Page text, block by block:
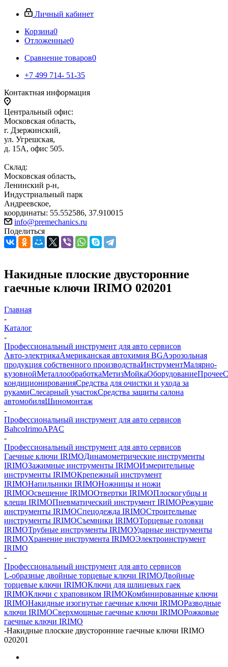
Личный кабинет
Корзина0
Отложенные0
Сравнение товаров0
+7 499 714- 51-35
Контактная информация
Центральный офис:
Московская область,
г. Дзержинский,
ул. Угрешская,
д. 15А, офис 505.
Склад:
Московская область,
Ленинский р-н,
Индустриальный парк
Андреевское,
координаты: 55.552586, 37.910015
info@premechanics.ru
Поделиться
Накидные плоские двусторонние
гаечные ключи IRIMO 020201
Главная
-
Каталог
-
Профессиональный инструмент для авто сервисов
Авто-электрикаАмериканская автохимия BGАэрозольная
продукция собственного производстваИнструментМалярно-
кузовнойМеталлообработкаМетизМойкаОборудованиеПрочее
кондиционированияСредства для очистки и ухода за
рукамиСлесарный участокСредства защиты салона
автомобиляШиномонтаж
-
Профессиональный инструмент для авто сервисов
BahcoIrimoAPAC
-
Профессиональный инструмент для авто сервисов
Гаечные ключи IRIMOДинамометрические инструменты
IRIMOЗажимные инструменты IRIMOИзмерительные
инструменты IRIMOКрепежный инструмент
IRIMOНапильники IRIMOНожницы и ножи
IRIMOОсвещение IRIMOОтвертки IRIMOПлоскогубцы и
клещи IRIMOПневматический инструмент IRIMOРежущие
инструменты IRIMOСпецодежда IRIMOСтроительные
инструменты IRIMOСъемники IRIMOТорцевые головки
IRIMOТрубные инструменты IRIMOУдарные инструменты
IRIMOХранение инструмента IRIMOЭлектроинструмент
IRIMO
-
Профессиональный инструмент для авто сервисов
L-образные двойные торцевые ключи IRIMOДвойные
торцевые ключи IRIMOКлючи для шлицевых гаек
IRIMOКлючи с храповиком IRIMOКомбинированные ключи
IRIMOНакидные изогнутые гаечные ключи IRIMOРазводные
ключи IRIMOСверхмощные гаечные ключи IRIMOРожковые
гаечные ключи IRIMO
-Накидные плоские двусторонние гаечные ключи IRIMO
020201